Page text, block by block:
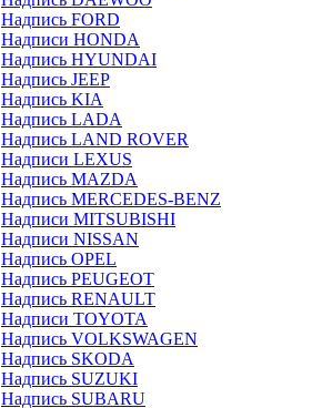
Надпись FORD
Надписи HONDA
Надпись HYUNDAI
Надпись JEEP
Надпись KIA
Надпись LADA
Надпись LAND ROVER
Надписи LEXUS
Надпись MAZDA
Надпись MERCEDES-BENZ
Надписи MITSUBISHI
Надписи NISSAN
Надпись OPEL
Надпись PEUGEOT
Надпись RENAULT
Надписи TOYOTA
Надпись VOLKSWAGEN
Надпись SKODA
Надпись SUZUKI
Надпись SUBARU